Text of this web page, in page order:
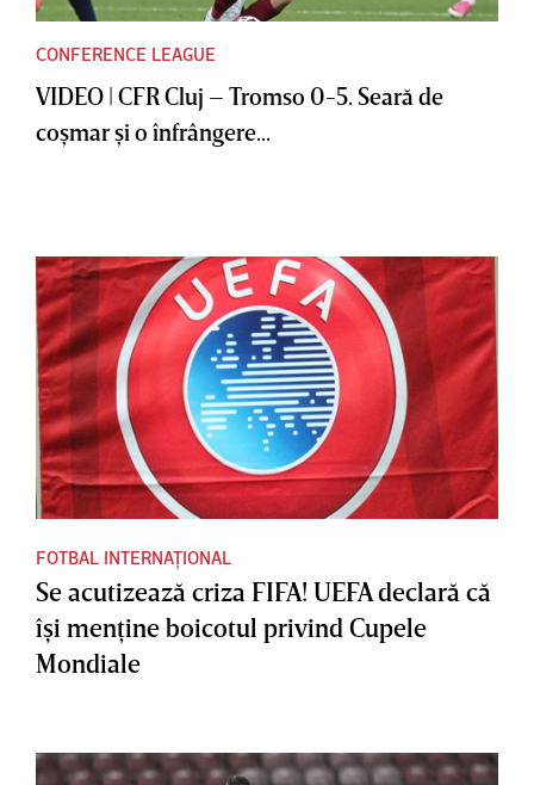
CONFERENCE LEAGUE
VIDEO | CFR Cluj – Tromso 0-5. Seară de
coşmar şi o înfrângere...
FOTBAL INTERNAȚIONAL
Se acutizează criza FIFA! UEFA declară că
îşi menţine boicotul privind Cupele
Mondiale